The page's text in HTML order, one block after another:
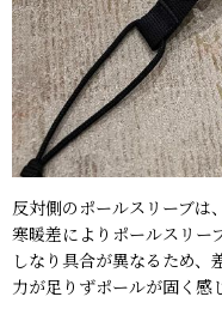
反対側のポールスリーブは
寒暖差によりポールスリー
しなり具合が異なるため、
力が足りずポールが固く感